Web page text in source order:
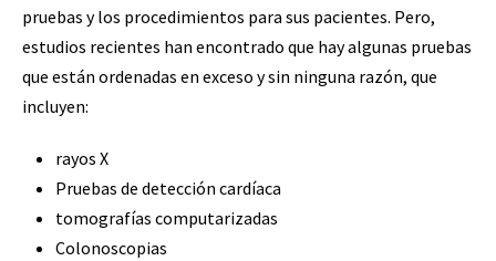
pruebas y los procedimientos para sus pacientes. Pero,
estudios recientes han encontrado que hay algunas pruebas
que están ordenadas en exceso y sin ninguna razón, que
incluyen:
rayos X
Pruebas de detección cardíaca
tomografías computarizadas
Colonoscopias